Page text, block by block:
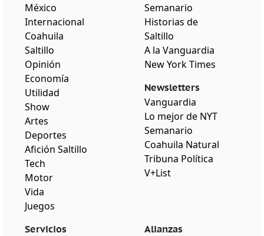
México
Internacional
Coahuila
Saltillo
Opinión
Economía
Utilidad
Show
Artes
Deportes
Afición Saltillo
Tech
Motor
Vida
Juegos
Semanario
Historias de
Saltillo
A la Vanguardia
New York Times
Newsletters
Vanguardia
Lo mejor de NYT
Semanario
Coahuila Natural
Tribuna Política
V+List
Servicios Alianzas